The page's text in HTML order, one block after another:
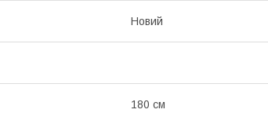
Новий
180 см